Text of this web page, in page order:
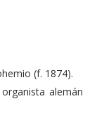
(f. 1874).
alemán